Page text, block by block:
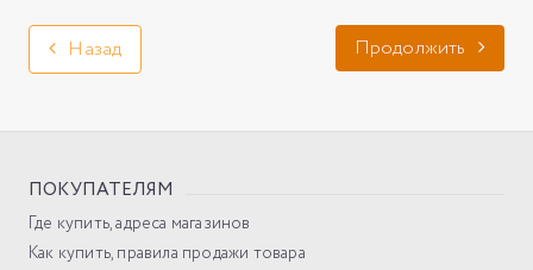
Назад Продолжить
ПОКУПАТЕЛЯМ
Где купить, адреса магазинов
Как купить, правила продажи товара